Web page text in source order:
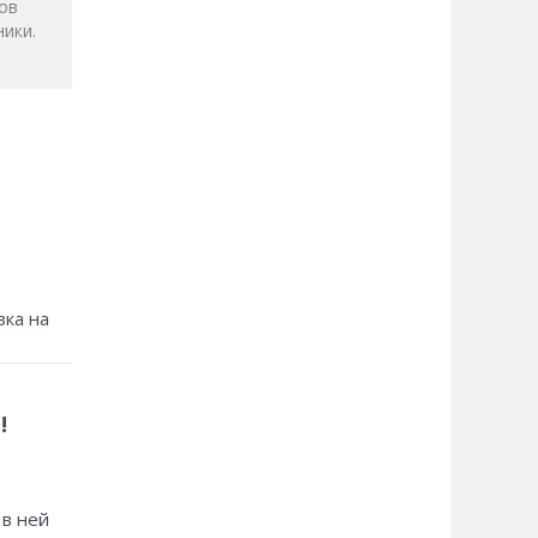
на
ней